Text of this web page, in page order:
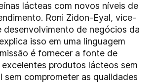
lácteas com novos níveis de
Roni Zidon-Eyal, vice-
desenvolvimento de negócios da
isso em uma linguagem
é fornecer a fonte de
excelentes produtos lácteos sem
sem comprometer as qualidades